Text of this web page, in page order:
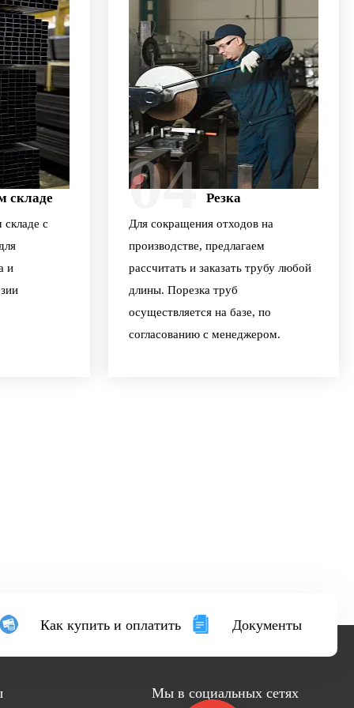
складе
с
и
04 Резка
Для сокращения отходов на
производстве, предлагаем
рассчитать и заказать трубу любой
длины. Порезка труб
осуществляется на базе, по
согласованию с менеджером.
Как купить и оплатить Документы
Мы в социальных сетях